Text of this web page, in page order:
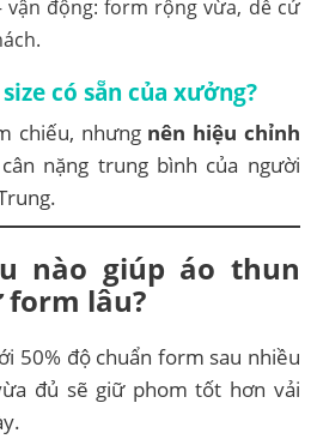
vận động: form rộng vừa, dễ cử
có sẵn của xưởng?
chiếu, nhưng nên hiệu chỉnh
nặng trung bình của người
nào giúp áo thun
form lâu?
50% độ chuẩn form sau nhiều
đủ sẽ giữ phom tốt hơn vải